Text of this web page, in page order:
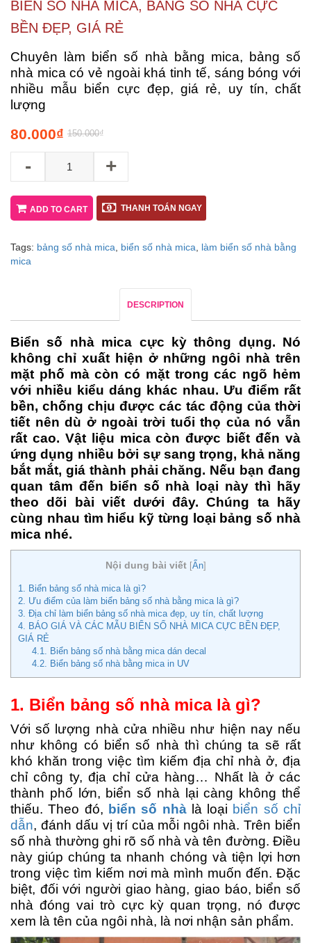
BIỂN SỐ NHÀ MICA, BẢNG SỐ NHÀ CỰC
BỀN ĐẸP, GIÁ RẺ
Chuyên làm biển số nhà bằng mica, bảng số
nhà mica có vẻ ngoài khá tinh tế, sáng bóng với
nhiều mẫu biển cực đẹp, giá rẻ, uy tín, chất
lượng
₫
150.000
₫
80.000
- +
ADD TO CART THANH TOÁN NGAY
Tags: bảng số nhà mica biển số nhà mica
làm biển số nhà bằng
mica
DESCRIPTION
Biển số nhà mica cực kỳ thông dụng. Nó
không chỉ xuất hiện ở những ngôi nhà trên
mặt phố mà còn có mặt trong các ngõ hẻm
với nhiều kiểu dáng khác nhau. Ưu điểm rất
bền, chống chịu được các tác động của thời
tiết nên dù ở ngoài trời tuổi thọ của nó vẫn
rất cao. Vật liệu mica còn được biết đến và
ứng dụng nhiều bởi sự sang trọng, khả năng
bắt mắt, giá thành phải chăng. Nếu bạn đang
quan tâm đến biển số nhà loại này thì hãy
theo dõi bài viết dưới đây. Chúng ta hãy
cùng nhau tìm hiểu kỹ từng loại bảng số nhà
mica nhé.
Nội dung bài viết [Ẩn]
1. Biển bảng số nhà mica là gì?
2. Ưu điểm của làm biển bảng số nhà bằng mica là gì?
3. Địa chỉ làm biển bảng số nhà mica đẹp, uy tín, chất lượng
4. BÁO GIÁ VÀ CÁC MẪU BIỂN SỐ NHÀ MICA CỰC BỀN ĐẸP,
GIÁ RẺ
4.1. Biển bảng số nhà bằng mica dán decal
4.2. Biển bảng số nhà bằng mica in UV
1. Biển bảng số nhà mica là gì?
Với số lượng nhà cửa nhiều như hiện nay nếu
như không có biển số nhà thì chúng ta sẽ rất
khó khăn trong việc tìm kiếm địa chỉ nhà ở, địa
chỉ công ty, địa chỉ cửa hàng… Nhất là ở các
thành phố lớn, biển số nhà lại càng không thể
thiếu. Theo đó, biển số nhàlà loại biển số chỉ
dẫn, đánh dấu vị trí của mỗi ngôi nhà. Trên biển
số nhà thường ghi rõ số nhà và tên đường. Điều
này giúp chúng ta nhanh chóng và tiện lợi hơn
trong việc tìm kiếm nơi mà mình muốn đến. Đặc
biệt, đối với người giao hàng, giao báo, biển số
nhà đóng vai trò cực kỳ quan trọng, nó được
xem là tên của ngôi nhà, là nơi nhận sản phẩm.